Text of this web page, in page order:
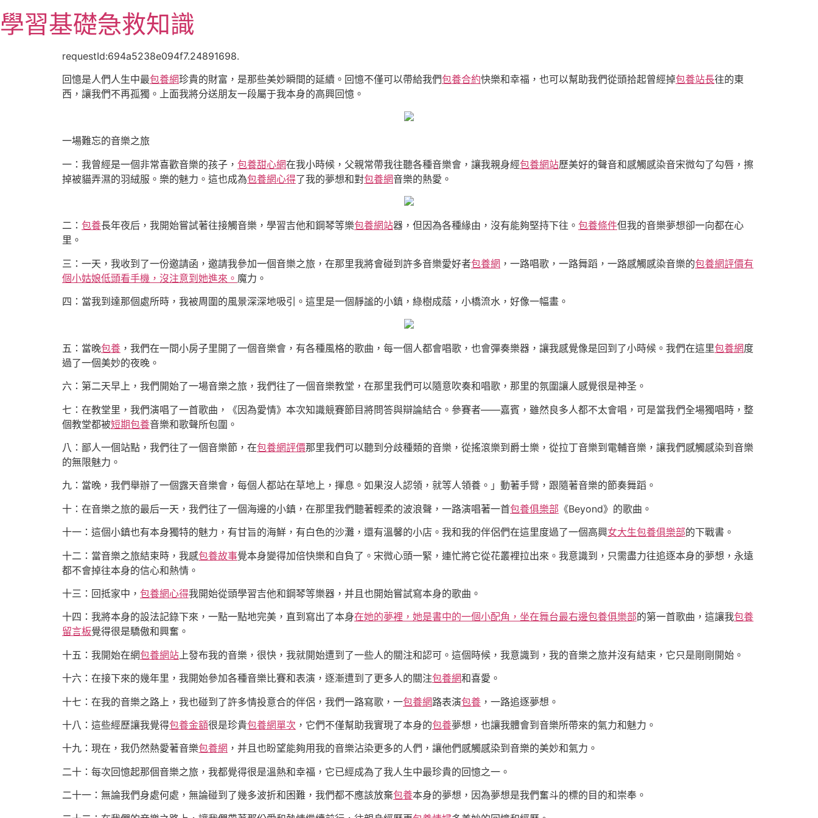
至
主
學習基礎急救知識
requestId:694a5238e094f7.24891698.
回憶是人們人生中最包養網珍貴的財富，是那些美妙瞬間的延續。回憶不僅可以帶給我們包養合約快樂和幸福，也可以幫助我們從頭拾起曾經掉包養站長往的東
西，讓我們不再孤獨。上面我將分送朋友一段屬于我本身的高興回憶。
一場難忘的音樂之旅
一：我曾經是一個非常喜歡音樂的孩子， 包養甜心網在我小時候，父親常帶我往聽各種音樂會，讓我親身經包養網站歷美好的聲音和感觸感染音宋微勾了勾唇，擦
掉被貓弄濕的羽絨服。樂的魅力。這也成為包養網心得了我的夢想和對包養網音樂的熱愛。
二： 包養長年夜后，我開始嘗試著往接觸音樂，學習吉他和鋼琴等樂包養網站器，但因為各種緣由，沒有能夠堅持下往。 包養條件但我的音樂夢想卻一向都在心
里。
三：一天，我收到了一份邀請函，邀請我參加一個音樂之旅，在那里我將會碰到許多音樂愛好者包養網 ，一路唱歌，一路舞蹈，一路感觸感染音樂的包養網評價有
個小姑娘低頭看手機，沒注意到她進來。 魔力。
四：當我到達那個處所時，我被周圍的風景深深地吸引。這里是一個靜謐的小鎮，綠樹成蔭，小橋流水，好像一幅畫。
五：當晚包養 ，我們在一間小房子里開了一個音樂會，有各種風格的歌曲，每一個人都會唱歌，也會彈奏樂器，讓我感覺像是回到了小時候。我們在這里包養網度
過了一個美妙的夜晚。
六：第二天早上，我們開始了一場音樂之旅，我們往了一個音樂教堂，在那里我們可以隨意吹奏和唱歌，那里的氛圍讓人感覺很是神圣。
七：在教堂里，我們演唱了一首歌曲，《因為愛情》本次知識競賽節目將問答與辯論結合。參賽者——嘉賓，雖然良多人都不太會唱，可是當我們全場獨唱時，整
個教堂都被短期包養音樂和歌聲所包圍。
八：鄙人一個站點，我們往了一個音樂節，在包養網評價那里我們可以聽到分歧種類的音樂，從搖滾樂到爵士樂，從拉丁音樂到電輔音樂，讓我們感觸感染到音樂
的無限魅力。
九：當晚，我們舉辦了一個露天音樂會，每個人都站在草地上，揮息。如果沒人認領，就等人領養。」動著手臂，跟隨著音樂的節奏舞蹈。
十：在音樂之旅的最后一天，我們往了一個海邊的小鎮，在那里我們聽著輕柔的波浪聲，一路演唱著一首包養俱樂部 《Beyond》的歌曲。
十一：這個小鎮也有本身獨特的魅力，有甘旨的海鮮，有白色的沙灘，還有溫馨的小店。我和我的伴侶們在這里度過了一個高興女大生包養俱樂部的下戰書。
十二：當音樂之旅結束時，我感包養故事覺本身變得加倍快樂和自負了。宋微心頭一緊，連忙將它從花叢裡拉出來。我意識到，只需盡力往追逐本身的夢想，永遠
都不會掉往本身的信心和熱情。
十三：回抵家中， 包養網心得我開始從頭學習吉他和鋼琴等樂器，并且也開始嘗試寫本身的歌曲。
十四：我將本身的設法記錄下來，一點一點地完美，直到寫出了本身在她的夢裡，她是書中的一個小配角，坐在舞台最右邊包養俱樂部的第一首歌曲，這讓我包養
留言板覺得很是驕傲和興奮。
十五：我開始在網包養網站 上發布我的音樂，很快，我就開始遭到了一些人的關注和認可。這個時候，我意識到，我的音樂之旅并沒有結束，它只是剛剛開始。
十六：在接下來的幾年里，我開始參加各種音樂比賽和表演，逐漸遭到了更多人的關注包養網和喜愛。
十七：在我的音樂之路上，我也碰到了許多情投意合的伴侶，我們一路寫歌，一包養網路表演包養 ，一路追逐夢想。
十八：這些經歷讓我覺得包養金額很是珍貴包養網單次 ，它們不僅幫助我實現了本身的包養夢想，也讓我體會到音樂所帶來的氣力和魅力。
十九：現在，我仍然熱愛著音樂包養網 ，并且也盼望能夠用我的音樂沾染更多的人們，讓他們感觸感染到音樂的美妙和氣力。
二十：每次回憶起那個音樂之旅，我都覺得很是溫熱和幸福，它已經成為了我人生中最珍貴的回憶之一。
二十一：無論我們身處何處，無論碰到了幾多波折和困難，我們都不應該放棄包養本身的夢想，因為夢想是我們奮斗的標的目的和崇奉。